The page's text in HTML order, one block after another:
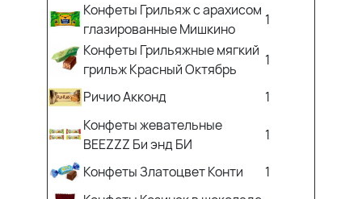
Конфеты Грильяж с арахисом
глазированные Мишкино
1
Конфеты Грильяжные мягкий
грильж Красный Октябрь
1
Ричио Акконд
1
Конфеты жевательные
BEEZZZ Би энд БИ
1
Конфеты Златоцвет Конти
1